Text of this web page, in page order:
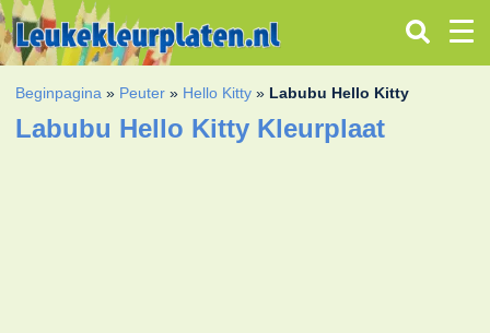
Beginpagina » Peuter » Hello Kitty » Labubu Hello Kitty
Labubu Hello Kitty Kleurplaat